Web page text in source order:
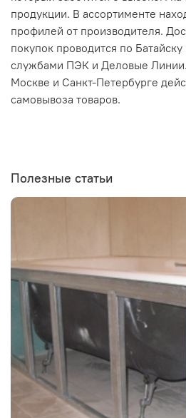
продукции. В ассортименте
профилей от производителя.
покупок проводится по
службами ПЭК и Деловые
Москве и Санкт-Петербурге
самовывоза товаров.
Полезные статьи